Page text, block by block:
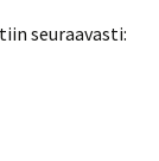
seuraavasti: